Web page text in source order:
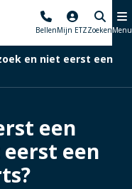
BellenMijn ETZZoekenMenu
en niet eerst een
een
een